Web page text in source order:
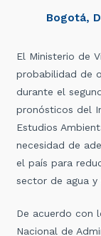
Bogotá,
El Ministerio de
probabilidad de
durante el
pronósticos del
Estudios
necesidad de
el país para
sector de agua y
De acuerdo con
Nacional de